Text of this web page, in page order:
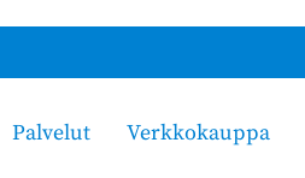
Palvelut Verkkokauppa